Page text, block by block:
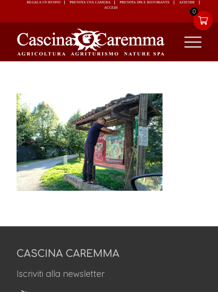
0
REGALA UN BUONO PRENOTA UNA CAMERA PRENOTA SPA E RISTORANTE
CASCINA CAREMMA
Iscriviti alla newsletter